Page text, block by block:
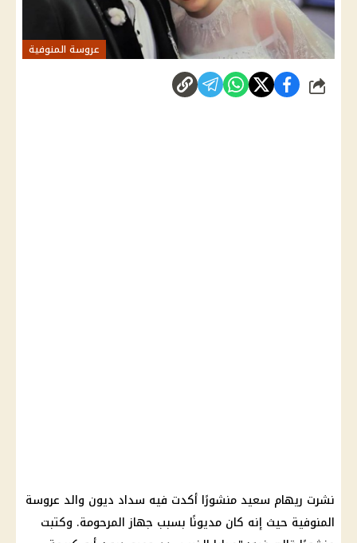
عروسة المنوفية
شارك
نشرت ريهام سعيد منشورًا أكدت فيه سداد ديون والد عروسة
المنوفية حيث إنه كان مديونًا بسبب جهاز المرحومة. وكتبت